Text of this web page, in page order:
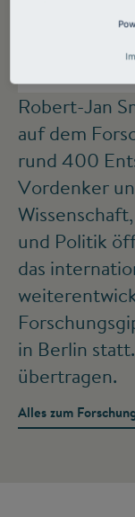
Robert-Jan
auf dem
rund 400
Vordenker
und Politik
das
in Berlin
übertragen.
Alles zum